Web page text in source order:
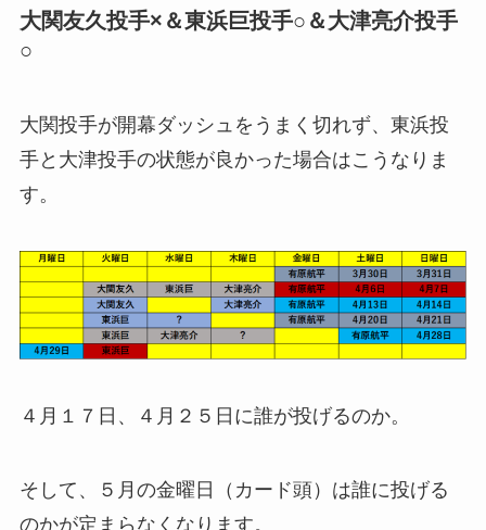
大関友久投手×＆東浜巨投手○＆大津亮介投手
○
大関投手が開幕ダッシュをうまく切れず、東浜投
手と大津投手の状態が良かった場合はこうなりま
す。
４月１７日、４月２５日に誰が投げるのか。
そして、５月の金曜日（カード頭）は誰に投げる
のかが定まらなくなります。